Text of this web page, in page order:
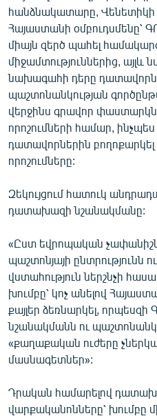
հանձնակատարը, Վենետիկի
Հայաստանի օմբուդսմենը՝
միայն զերծ պահել
միջամտություններից, այլև
նախագահի դերը
պաշտոնանկության
վերջինս գրավոր
որոշումների համար,
դատավորներին
որոշումները:
Զեկույցում հատուկ
դատախազի նշանակմանը:
«Ըստ եվրոպական
պաշտոնյայի ընտրությունն
վստահություն ներշնչի
խումբը՝ կոչ անելով
քայլեր ձեռնարկել,
նշանակմանն ու
«քաղաքական ուժերը
մասնագետներ»:
Դրական համարելով
վարքականոնները՝ խումբը